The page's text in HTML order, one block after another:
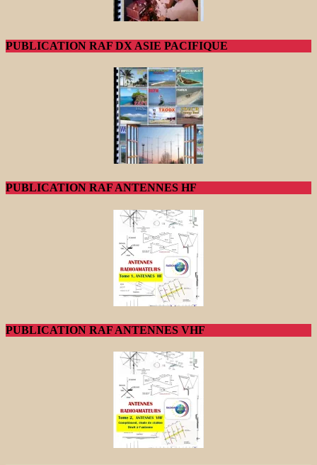
PUBLICATION RAF DX ASIE PACIFIQUE
PUBLICATION RAF ANTENNES HF
PUBLICATION RAF ANTENNES VHF